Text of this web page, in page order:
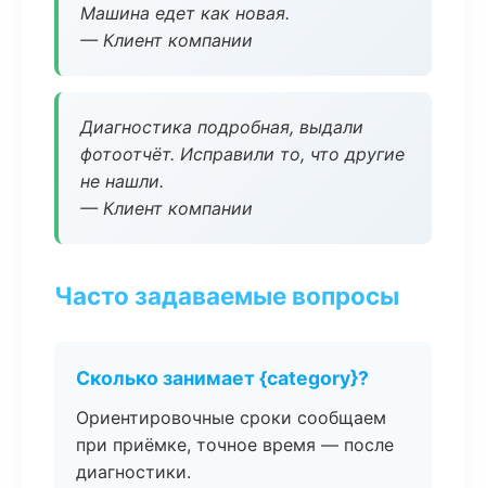
Машина едет как новая.
— Клиент компании
Диагностика подробная, выдали
фотоотчёт. Исправили то, что другие
не нашли.
— Клиент компании
Часто задаваемые вопросы
Сколько занимает {category}?
Ориентировочные сроки сообщаем
при приёмке, точное время — после
диагностики.